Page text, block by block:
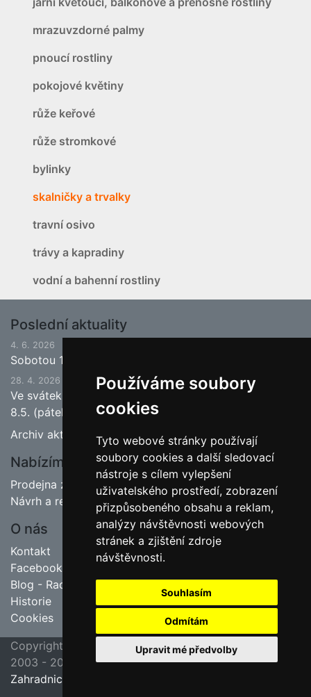
Používáme soubory
cookies
Tyto webové stránky používají
soubory cookies a další sledovací
nástroje s cílem vylepšení
uživatelského prostředí, zobrazení
přizpůsobeného obsahu a reklam,
analýzy návštěvnosti webových
stránek a zjištění zdroje
návštěvnosti.
Souhlasím
Odmítám
Upravit mé předvolby
mrazuvzdorné palmy
pnoucí rostliny
pokojové květiny
růže keřové
růže stromkové
bylinky
skalničky a trvalky
travní osivo
trávy a kapradiny
vodní a bahenní rostliny
Poslední aktuality
4. 6. 2026
Sobotou 13.6.2026 bude ukončena jarní sezona.
28. 4. 2026
Ve svátek 1.5. (pátek) bude naše prodejna zavřena a
8.5. (pátek) bude otevřeno.
Archiv aktualit
Nabízíme
Prodejna zahradnictví
Návrh a realizace zahrad
O nás
Kontakt
Facebook
Blog - Rady pro zahrádkáře
Historie
Cookies
poslední aktualizace 23. 7. 2026 09:45
Jipas - tvorba internetových stránek
Copyright ©
2003 - 2026
Zahradnictví Hruška, Velim u Kolína